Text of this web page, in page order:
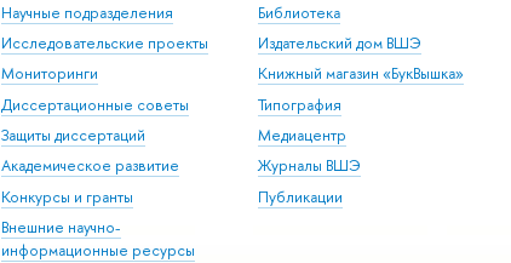
Научные подразделения
Исследовательские проекты
Мониторинги
Диссертационные советы
Защиты диссертаций
Академическое развитие
Конкурсы и гранты
Внешние научно-
информационные ресурсы
Библиотека
Издательский дом ВШЭ
Книжный магазин «БукВышка»
Типография
Медиацентр
Журналы ВШЭ
Публикации